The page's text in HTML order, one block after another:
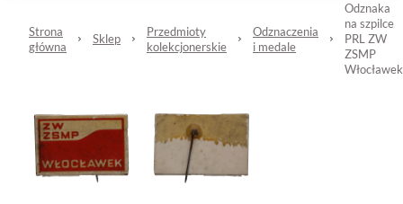
Strona
główna
Sklep
Przedmioty
kolekcjonerskie
Odznaczenia
i medale
Odznaka
na szpilce
PRL ZW
ZSMP
Włocławek